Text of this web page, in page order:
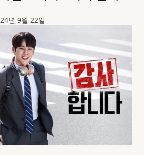
년 9월 22일